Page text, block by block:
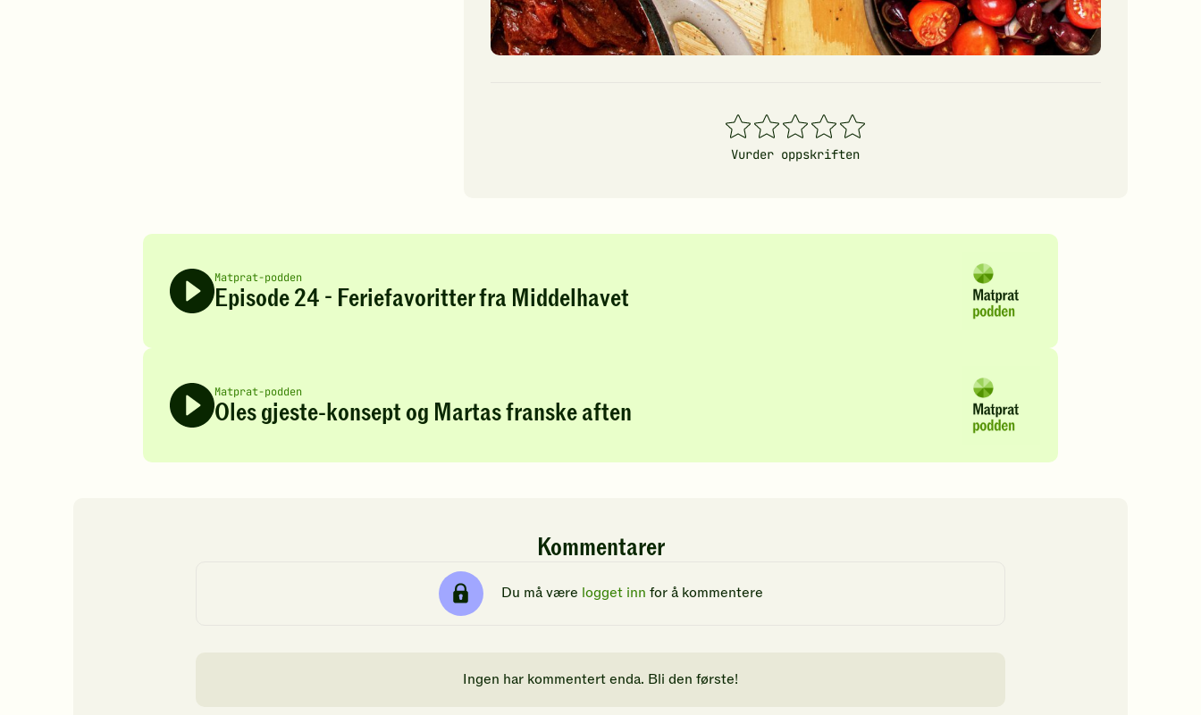
1
stjerner
2
stjerner
3
stjerner
4
stjerner
5
stjerner
Vurder oppskriften
Matprat-podden
Episode 24 - Feriefavoritter fra Middelhavet
Matprat-podden
Oles gjeste-konsept og Martas franske aften
Kommentarer
Du må være logget inn for å kommentere
Ingen har kommentert enda. Bli den første!